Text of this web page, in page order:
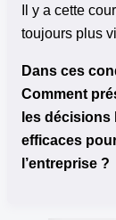
Il y a cette
toujours plus
Dans ces
Comment
les décisions
efficaces
l’entreprise ?